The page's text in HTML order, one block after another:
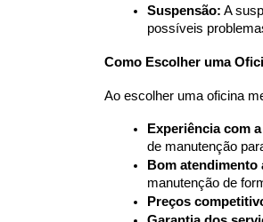
Suspensão: A
possíveis
Como Escolher uma
Ao escolher uma oficina
Experiência com
de manutenção
Bom atendimento
manutenção de
Preços